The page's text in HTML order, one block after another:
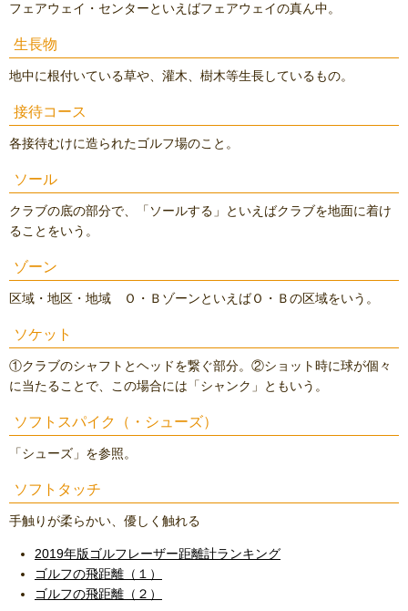
フェアウェイ・センターといえばフェアウェイの真ん中。
生長物
地中に根付いている草や、灌木、樹木等生長しているもの。
接待コース
各接待むけに造られたゴルフ場のこと。
ソール
クラブの底の部分で、「ソールする」といえばクラブを地面に着け
ることをいう。
ゾーン
区域・地区・地域 Ｏ・ＢゾーンといえばＯ・Ｂの区域をいう。
ソケット
①クラブのシャフトとヘッドを繋ぐ部分。②ショット時に球が個々
に当たることで、この場合には「シャンク」ともいう。
ソフトスパイク（・シューズ）
「シューズ」を参照。
ソフトタッチ
手触りが柔らかい、優しく触れる
2019年版ゴルフレーザー距離計ランキング
ゴルフの飛距離（１）
ゴルフの飛距離（２）